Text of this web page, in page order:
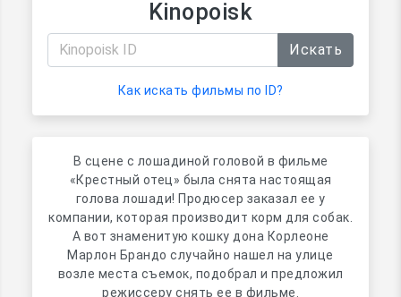
Kinopoisk
Искать
Как искать фильмы по ID?
В сцене с лошадиной головой в фильме
«Крестный отец» была снята настоящая
голова лошади! Продюсер заказал ее у
компании, которая производит корм для собак.
А вот знаменитую кошку дона Корлеоне
Марлон Брандо случайно нашел на улице
возле места съемок, подобрал и предложил
режиссеру снять ее в фильме.